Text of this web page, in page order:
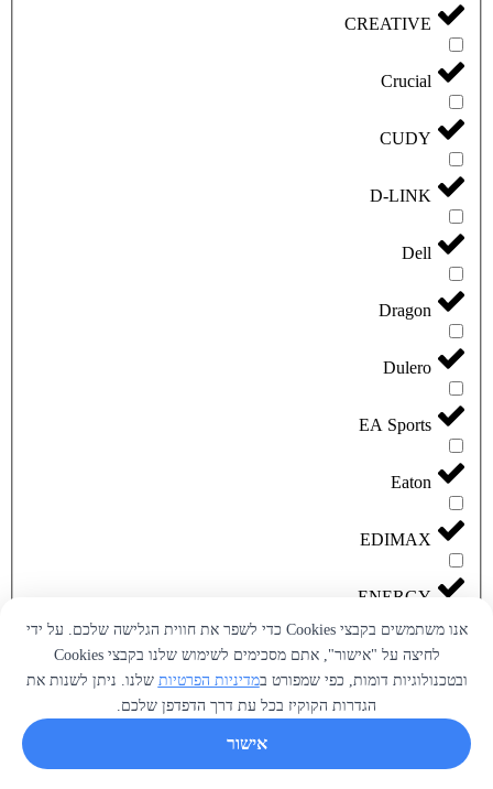
CREATIVE
Crucial
CUDY
D-LINK
Dell
Dragon
Dulero
EA Sports
Eaton
EDIMAX
ENERGY
ESun
Flashforge
Garmin
אנו משתמשים בקבצי Cookies כדי לשפר את חווית הגלישה שלכם. על ידי
לחיצה על "אישור", אתם מסכימים לשימוש שלנו בקבצי Cookies
ובטכנולוגיות דומות, כפי שמפורט במדיניות הפרטיות שלנו. ניתן לשנות את
הגדרות הקוקיז בכל עת דרך הדפדפן שלכם.
אישור